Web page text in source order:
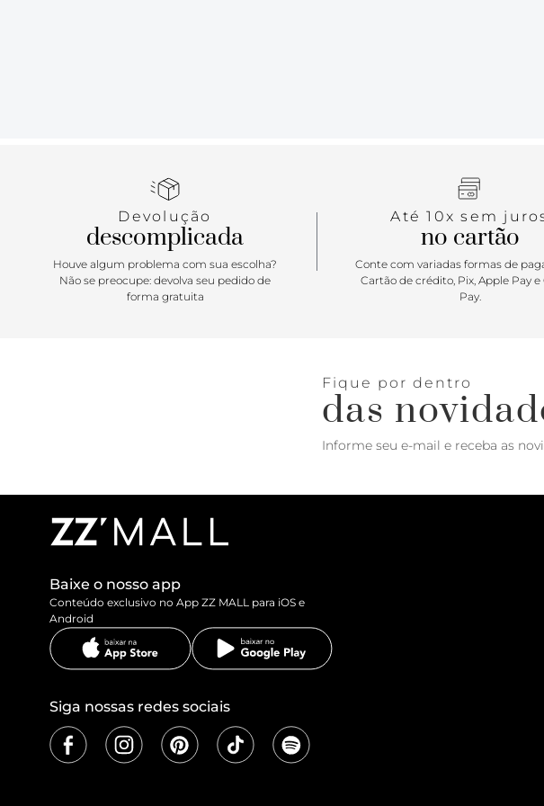
Devolução
descomplicada
Houve algum problema com sua escolha?
Não se preocupe: devolva seu pedido de
forma gratuita
Até 10x sem
no cartão
Conte com variadas formas de
Cartão de crédito, Pix, Apple Pay e
Pay.
Fique por dentro
das
Informe seu e-mail e receba as
Baixe o nosso app
Conteúdo exclusivo no App ZZ MALL para iOS e
Android
Siga nossas redes sociais